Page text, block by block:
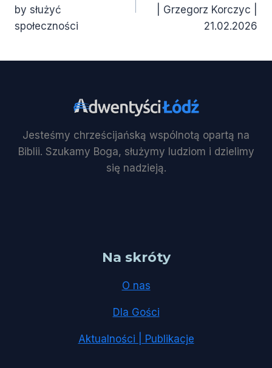
by służyć
społeczności
| Grzegorz Korczyc |
21.02.2026
Jesteśmy chrześcijańską wspólnotą opartą na
Biblii. Szukamy Boga, służymy ludziom i dzielimy
się nadzieją.
Na skróty
O nas
Dla Gości
Aktualności | Publikacje